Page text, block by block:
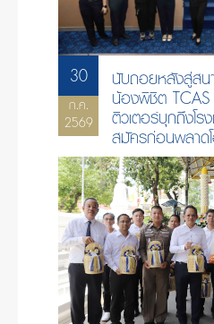
30
ก.ค.
2569
นับถอยหลังสู่ส
น้องพิชิต
ติวเตอร์บุกถึงโ
สมัครก่อนพลาด